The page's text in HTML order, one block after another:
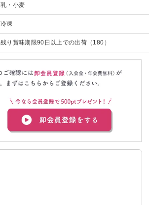
乳・小麦
冷凍
残り賞味期限90日以上での出荷（180）